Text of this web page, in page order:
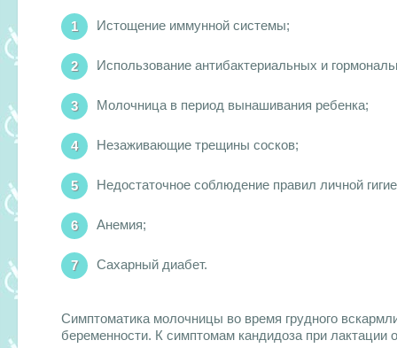
Истощение иммунной системы;
Использование антибактериальных и
Молочница в период вынашивания ребенка;
Незаживающие трещины сосков;
Недостаточное соблюдение правил личной
Анемия;
Сахарный диабет.
Симптоматика молочницы во время грудного
беременности. К симптомам кандидоза при лактации